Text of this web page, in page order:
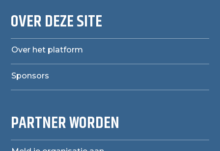
OVER DEZE SITE
Over het platform
Sponsors
PARTNER WORDEN